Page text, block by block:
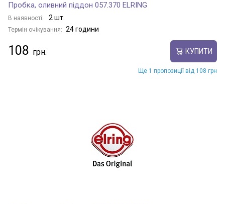
Пробка, оливний піддон 057.370 ELRING
В наявності: 2 шт.
Термін очікування: 24 години
108 КУПИТИ
Ще 1 пропозиції від 108 грн